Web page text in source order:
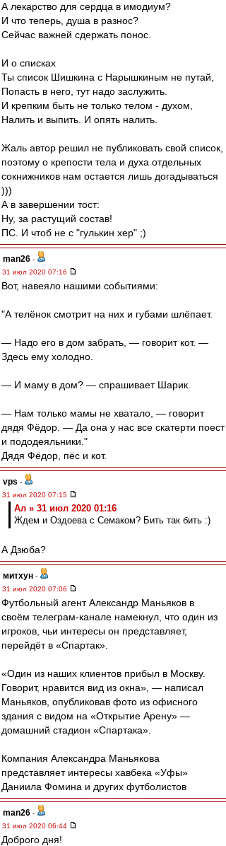
А лекарство для сердца в имодиум?
И что теперь, душа в разнос?
Сейчас важней сдержать понос.
И о списках
Ты список Шишкина с Нарышкиным не путай,
Попасть в него, тут надо заслужить.
И крепким быть не только телом - духом,
Налить и выпить. И опять налить.
Жаль автор решил не публиковать свой список,
поэтому о крепости тела и духа отдельных
сокнижников нам остается лишь догадываться
)))
А в завершении тост:
Ну, за растущий состав!
ПС. И чтоб не с "гулькин хер" ;)
man26 -
31 июл 2020 07:16
Вот, навеяло нашими событиями:
"А телёнок смотрит на них и губами шлёпает.
— Надо его в дом забрать, — говорит кот. —
Здесь ему холодно.
— И маму в дом? — спрашивает Шарик.
— Нам только мамы не хватало, — говорит
дядя Фёдор. — Да она у нас все скатерти поест
и пододеяльники."
Дядя Фёдор, пёс и кот.
vps -
31 июл 2020 07:15
Ал » 31 июл 2020 01:16
Ждем и Оздоева с Семаком? Бить так бить :)
А Дзюба?
митхун -
31 июл 2020 07:06
Футбольный агент Александр Маньяков в
своём телеграм-канале намекнул, что один из
игроков, чьи интересы он представляет,
перейдёт в «Спартак».
«Один из наших клиентов прибыл в Москву.
Говорит, нравится вид из окна», — написал
Маньяков, опубликовав фото из офисного
здания с видом на «Открытие Арену» —
домашний стадион «Спартака».
Компания Александра Маньякова
представляет интересы хавбека «Уфы»
Даниила Фомина и других футболистов
man26 -
31 июл 2020 06:44
Доброго дня!